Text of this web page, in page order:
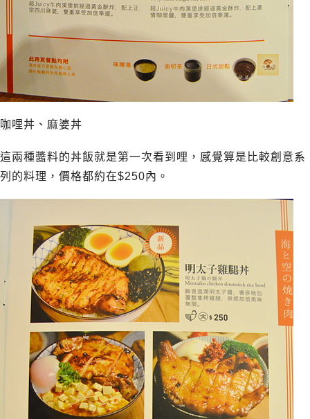
咖哩丼、麻婆丼
這兩種醬料的丼飯就是第一次看到哩，感覺算是比較創意系
列的料理，價格都約在$250內。